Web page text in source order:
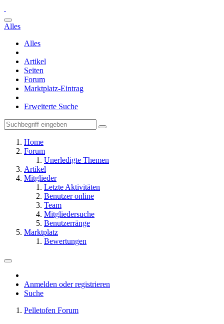
Alles
Alles
Artikel
Seiten
Forum
Marktplatz-Eintrag
Erweiterte Suche
Home
Forum
Unerledigte Themen
Artikel
Mitglieder
Letzte Aktivitäten
Benutzer online
Team
Mitgliedersuche
Benutzerränge
Marktplatz
Bewertungen
Anmelden oder registrieren
Suche
Pelletofen Forum